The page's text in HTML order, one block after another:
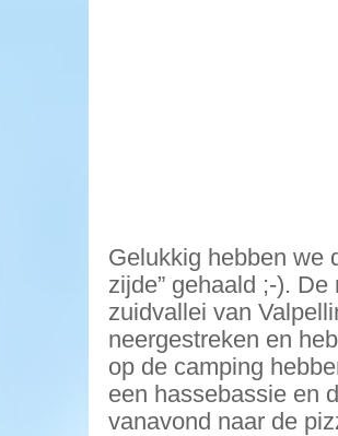
Gelukkig hebben we
zijde” gehaald ;-).
zuidvallei van
neergestreken en
op de camping
een hassebassie en
vanavond naar de